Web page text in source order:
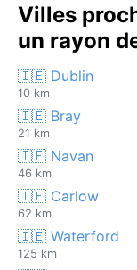
Villes
un rayon
🇮🇪 Dublin
10 km
🇮🇪 Bray
21 km
🇮🇪 Navan
46 km
🇮🇪 Carlow
62 km
🇮🇪 Waterford
125 km